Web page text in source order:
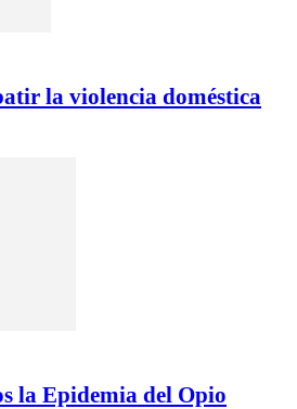
la violencia doméstica
la Epidemia del Opio